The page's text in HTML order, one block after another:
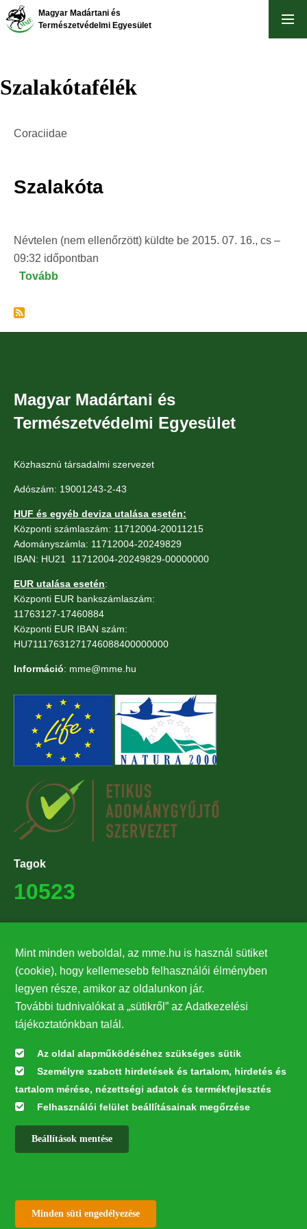
Ugrás
Magyar Madártani és
Természetvédelmi Egyesület
Szalakótafélék
Coraciidae
Szalakóta
Névtelen (nem ellenőrzött) küldte be 2015. 07. 16., cs –
09:32 időpontban
Tovább
Magyar Madártani és
Természetvédelmi Egyesület
Közhasznú társadalmi szervezet
Adószám: 19001243-2-43
HUF és egyéb deviza utalása esetén:
Központi számlaszám: 11712004-20011215
Adományszámla: 11712004-20249829
IBAN: HU21 11712004-20249829-00000000
EUR utalása esetén:
Központi EUR bankszámlaszám:
11763127-17460884
Központi EUR IBAN szám:
HU71117631271746088400000000
Információ: mme@mme.hu
Tagok
10523
27224
Hírlevél feliratkozás
Értesüljön elsőként legfrissebb híreinkről, eseményeinkről!
Feliratkozás
Mint minden weboldal, az mme.hu is használ sütiket
(cookie), hogy kellemesebb felhasználói élményben
legyen része, amikor az oldalunkon jár.
További tudnivalókat a „sütikről” az Adatkezelési
tájékoztatónkban talál.
Az oldal alapműködéséhez szükséges sütik
Személyre szabott hirdetések és tartalom, hirdetés és
tartalom mérése, nézettségi adatok és termékfejlesztés
Felhasználói felület beállításainak megőrzése
Beállítások mentése
Minden süti engedélyezése